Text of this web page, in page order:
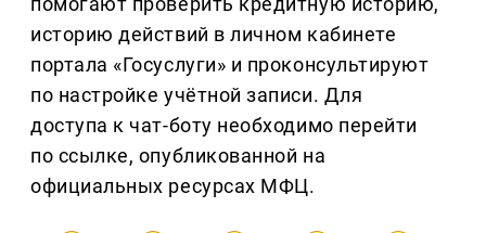
историю действий в личном кабинете
портала «Госуслуги» и проконсультируют
по настройке учётной записи. Для
доступа к чат-боту необходимо перейти
по ссылке, опубликованной на
официальных ресурсах МФЦ.